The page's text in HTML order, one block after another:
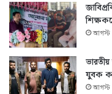
আগস্ট
যুবক
আগস্ট